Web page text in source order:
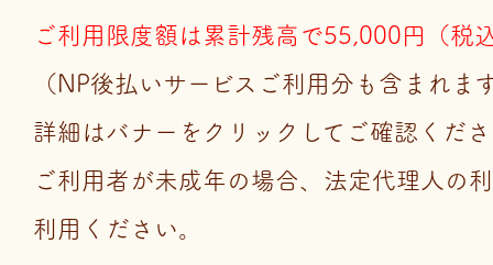
ご利用限度額は累計残高で55,000円（税
（NP後払いサービスご利用分も含まれま
詳細はバナーをクリックしてご確認くだ
ご利用者が未成年の場合、法定代理人の
利用ください。